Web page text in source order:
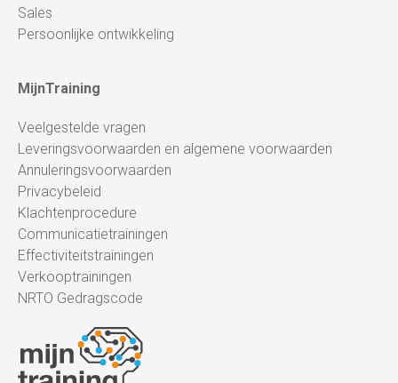
Sales
Persoonlijke ontwikkeling
MijnTraining
Veelgestelde vragen
Leveringsvoorwaarden en algemene voorwaarden
Annuleringsvoorwaarden
Privacybeleid
Klachtenprocedure
Communicatietrainingen
Effectiviteitstrainingen
Verkooptrainingen
NRTO Gedragscode